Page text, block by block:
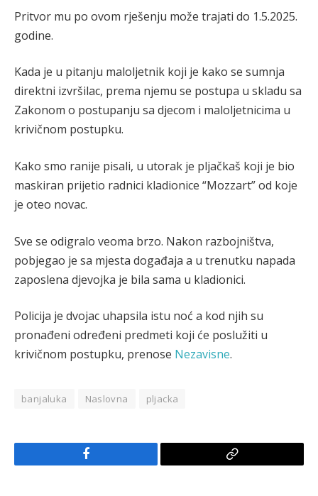
Pritvor mu po ovom rješenju može trajati do 1.5.2025.
godine.
Kada je u pitanju maloljetnik koji je kako se sumnja
direktni izvršilac, prema njemu se postupa u skladu sa
Zakonom o postupanju sa djecom i maloljetnicima u
krivičnom postupku.
Kako smo ranije pisali, u utorak je pljačkaš koji je bio
maskiran prijetio radnici kladionice “Mozzart” od koje
je oteo novac.
Sve se odigralo veoma brzo. Nakon razbojništva,
pobjegao je sa mjesta događaja a u trenutku napada
zaposlena djevojka je bila sama u kladionici.
Policija je dvojac uhapsila istu noć a kod njih su
pronađeni određeni predmeti koji će poslužiti u
krivičnom postupku, prenose Nezavisne.
banjaluka Naslovna pljacka
Facebook
Copy